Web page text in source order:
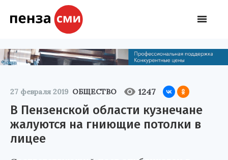
27 февраля 2019 ОБЩЕСТВО 1247
В Пензенской области кузнечане
жалуются на гниющие потолки в
лицее